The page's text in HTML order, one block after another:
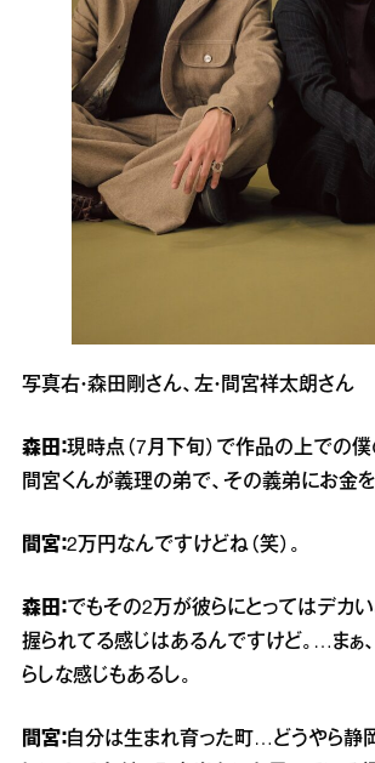
写真右・森田剛さん、左・間宮祥太朗さん
森田：現時点（7月下旬）で作品の上での僕
間宮くんが義理の弟で、その義弟にお金
間宮：2万円なんですけどね（笑）。
森田： でもその2万が彼らにとってはデカ
握られてる感じはあるんですけど。…まぁ
らしな感じもあるし。
間宮： 自分は生まれ育った町…どうやら静